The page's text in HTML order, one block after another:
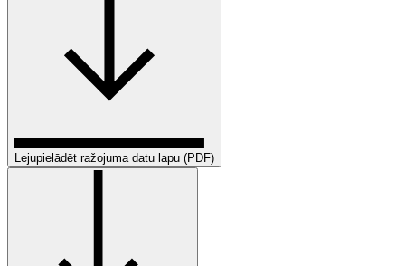
Lejupielādēt ražojuma datu lapu (PDF)